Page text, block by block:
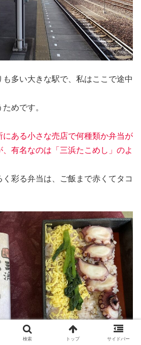
も多い大きな駅で、私はここで途中
めです。
にある小さな売店で何種類か弁当が
有名なのは「三浜たこめし」のよ
彩る弁当は、ご飯まで赤くてタコ
検索 トップ サイドバー